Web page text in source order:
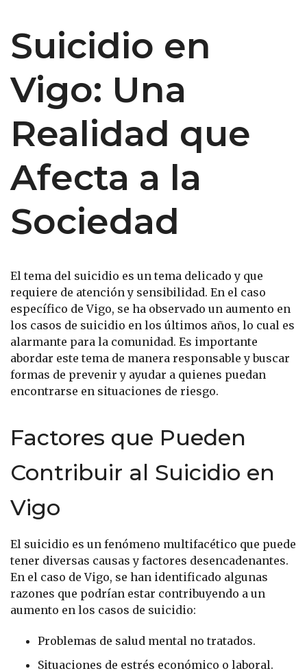
Suicidio en
Vigo: Una
Realidad que
Afecta a la
Sociedad
El tema del suicidio es un tema delicado y que
requiere de atención y sensibilidad. En el caso
específico de Vigo, se ha observado un aumento en
los casos de suicidio en los últimos años, lo cual es
alarmante para la comunidad. Es importante
abordar este tema de manera responsable y buscar
formas de prevenir y ayudar a quienes puedan
encontrarse en situaciones de riesgo.
Factores que Pueden
Contribuir al Suicidio en
Vigo
El suicidio es un fenómeno multifacético que puede
tener diversas causas y factores desencadenantes.
En el caso de Vigo, se han identificado algunas
razones que podrían estar contribuyendo a un
aumento en los casos de suicidio:
Problemas de salud mental no tratados.
Situaciones de estrés económico o laboral.